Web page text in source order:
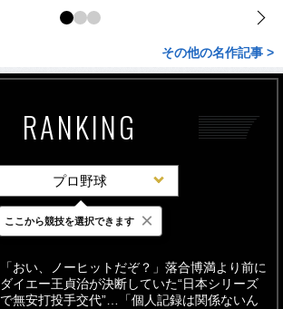
その他の名作記事 >
RANKING
プロ野球
最新 24時間 週間
「おい、ノーヒットだぞ？」落合博満より前に
ダイエー王貞治が決断していた“日本シリーズ
で無安打投手交代”…「個人記録は関係ないん
ここから競技を選択できます ×